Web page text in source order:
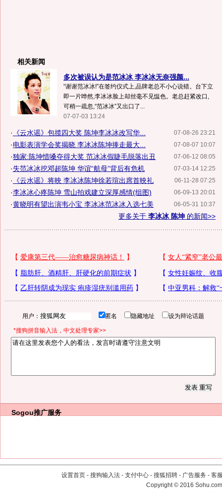
相关新闻
多次被误认为是范冰冰 李冰冰无奈强颜...
“谢谢范冰冰!”在签约仪式上,品牌老总不小心说错。台下立
即一片哗然,李冰冰脸上却丝毫不见愠色。老总赶紧改口,
可稍一疏忽,“范冰冰”又出口了...
07-07-03 13:24
07-08-26 23:21
· 《云水谣》包揽四大奖 陈坤李冰冰改写华...
07-08-07 10:07
·电影表演学会奖揭晓 李冰冰陈坤捧走最大...
07-06-12 08:05
·独家:陈坤惜嗓夺得大奖 范冰冰假睫毛脱落出丑
07-03-14 12:25
·失范冰冰挖邓超陈坤 华谊“航母”背后有危机
06-11-28 07:25
· 《云水谣》将映 李冰冰陈坤徐若瑄出席首映礼
06-09-13 20:01
·李冰冰心疼陈坤 雪山拍戏建立深厚感情(组图)
06-05-31 10:37
·黄晓明有望出演韦小宝 李冰冰范冰冰入选七美
更多关于 李冰冰 陈坤 的新闻>>
用户： 匿名 隐藏地址 设为辩论话题
*搜狗拼音输入法，中文处理专家>>
Sogou推广服务
设置首页 - 搜狗输入法 - 支付中心 - 搜狐招聘 - 广告服务 - 客
Copyright©2016